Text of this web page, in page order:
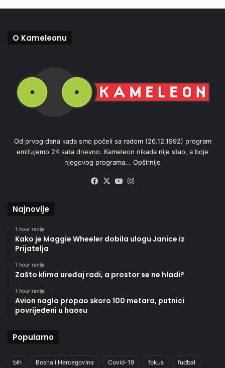
O Kameleonu
Od prvog dana kada smo počeli sa radom (26.12.1992) program
emitujemo 24 sata dnevno. Kameleon nikada nije stao, a boje
njegovog programa... Opširnije
Facebook
X YouTube
Najnovije
1 hour ranije
Kako je Maggie Wheeler dobila ulogu Janice iz
Prijatelja
1 hour ranije
Zašto klima uređaj radi, a prostor se ne hladi?
1 hour ranije
Avion naglo propao skoro 100 metara, putnici
povrijeđeni u haosu
Popularno
bih Bosna i Hercegovina Covid-19 fokus fudbal